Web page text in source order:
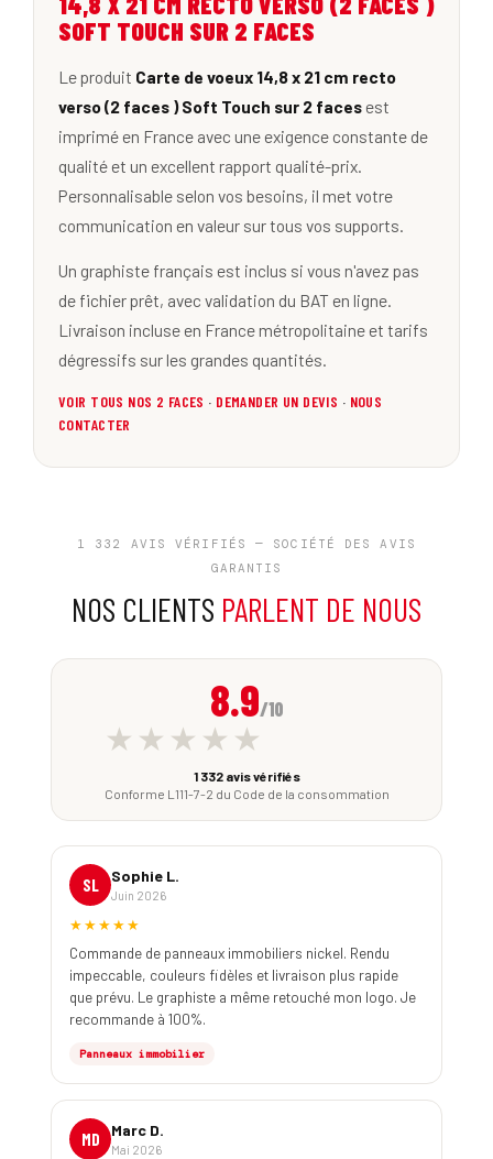
SOFT TOUCH SUR 2 FACES
Le produit Carte de voeux 14,8 x 21 cm recto
verso (2 faces ) Soft Touch sur 2 facesest
imprimé en France avec une exigence constante de
qualité et un excellent rapport qualité-prix.
Personnalisable selon vos besoins, il met votre
communication en valeur sur tous vos supports.
Un graphiste français est inclus si vous n'avez pas
de fichier prêt, avec validation du BAT en ligne.
Livraison incluse en France métropolitaine et tarifs
dégressifs sur les grandes quantités.
VOIR TOUS NOS 2 FACES · DEMANDER UN DEVIS · NOUS
CONTACTER
1 332 AVIS VÉRIFIÉS — SOCIÉTÉ DES AVIS
GARANTIS
NOS CLIENTS PARLENT DE NOUS
8.9/10
★★★★★
1 332 avis vérifiés
Conforme L111-7-2 du Code de la consommation
SL Sophie L.
Juin 2026
★★★★★
Commande de panneaux immobiliers nickel. Rendu
impeccable, couleurs fidèles et livraison plus rapide
que prévu. Le graphiste a même retouché mon logo. Je
recommande à 100%.
Panneaux immobilier
MD Marc D.
Mai 2026